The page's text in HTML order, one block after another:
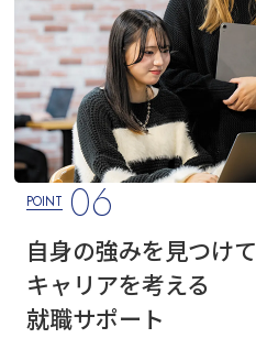
POINT 06
自身の強みを見つけて
キャリアを考える
就職サポート